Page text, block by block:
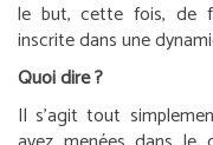
le but, cette fois, de
inscrite dans une
Quoi dire ?
Il s’agit tout